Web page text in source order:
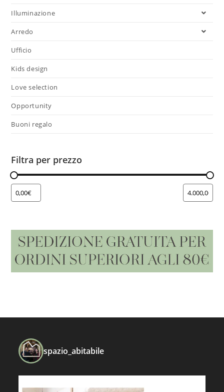
Illuminazione
Arredo
Ufficio
Kids design
Love selection
Opportunity
Buoni regalo
Filtra per prezzo
spazio_abitabile